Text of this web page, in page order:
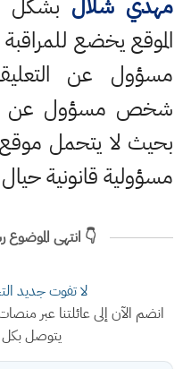
الموقع يخضع
مسؤول عن
شخص مسؤول عن
بحيث لا يتحمل
مسؤولية قانونية
👇 انتهى الموضوع
لا تفوت جديد
انضم الآن إلى عائلتنا عبر
يتوصل